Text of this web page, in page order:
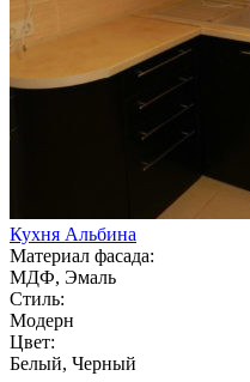
Кухня Альбина
Материал фасада:
МДФ, Эмаль
Стиль:
Модерн
Цвет:
Белый, Черный